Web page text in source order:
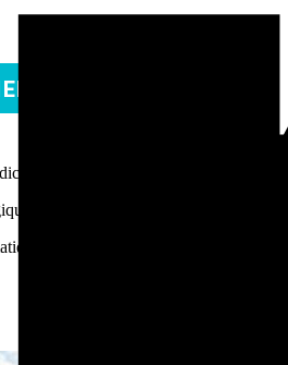
ADAPTÉS
des personnes, elle est entretenue et
co2 en vigueur.
utilisés pour les enfants de